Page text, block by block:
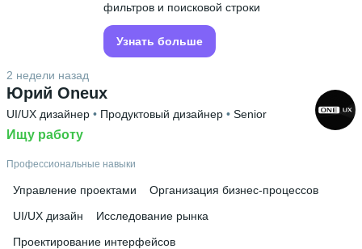
фильтров и поисковой строки
Узнать больше
Юрий Oneux
2 недели назад
UI/UX дизайнер • Продуктовый дизайнер • Senior
Ищу работу
Профессиональные навыки
Управление проектами
Организация бизнес-процессов
UI/UX дизайн
Исследование рынка
Проектирование интерфейсов